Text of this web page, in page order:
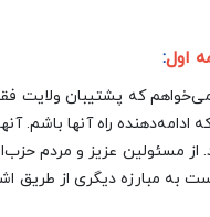
اول:
که پشتیبان ولایت
ادامه‌دهنده راه آنها باشم.
از مسئولین عزیز و مردم
به مبارزه دیگری از طریق